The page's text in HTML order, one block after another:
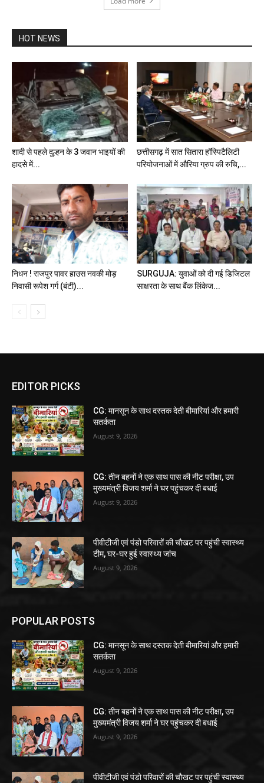
HOT NEWS
शादी से पहले दुल्हन के 3 जवान भाइयों की
हादसे में...
छत्तीसगढ़ में सात सितारा हॉस्पिटैलिटी
परियोजनाओं में औरिया ग्रुप की रुचि,...
निधन ! राजपुर पावर हाउस नवकी मोड़
निवासी रूपेश गर्ग (बंटी)...
SURGUJA: युवाओं को दी गई डिजिटल
साक्षरता के साथ बैंक लिंकेज...
EDITOR PICKS
CG: मानसून के साथ दस्तक देती बीमारियां और हमारी
सतर्कता
August 9, 2026
CG: तीन बहनों ने एक साथ पास की नीट परीक्षा, उप
मुख्यमंत्री विजय शर्मा ने घर पहुंचकर दी बधाई
August 9, 2026
पीवीटीजी एवं पंडो परिवारों की चौखट पर पहुंची स्वास्थ्य
टीम, घर-घर हुई स्वास्थ्य जांच
August 9, 2026
POPULAR POSTS
CG: मानसून के साथ दस्तक देती बीमारियां और हमारी
सतर्कता
August 9, 2026
CG: तीन बहनों ने एक साथ पास की नीट परीक्षा, उप
मुख्यमंत्री विजय शर्मा ने घर पहुंचकर दी बधाई
August 9, 2026
पीवीटीजी एवं पंडो परिवारों की चौखट पर पहुंची स्वास्थ्य